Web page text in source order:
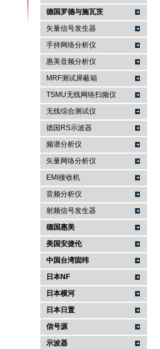
南京咏仪电子科技有限公司
德国罗德与施瓦茨
矢量信号发生器
手持网络分析仪
惠美音频分析仪
MRF测试屏蔽箱
TSMU无线网络扫频仪
无线综合测试仪
德国RS示波器
频谱分析仪
矢量网络分析仪
EMI接收机
音频分析仪
射频信号发生器
德国惠美
美国安捷伦
中国台湾固纬
日本NF
日本横河
日本日置
信号源
示波器